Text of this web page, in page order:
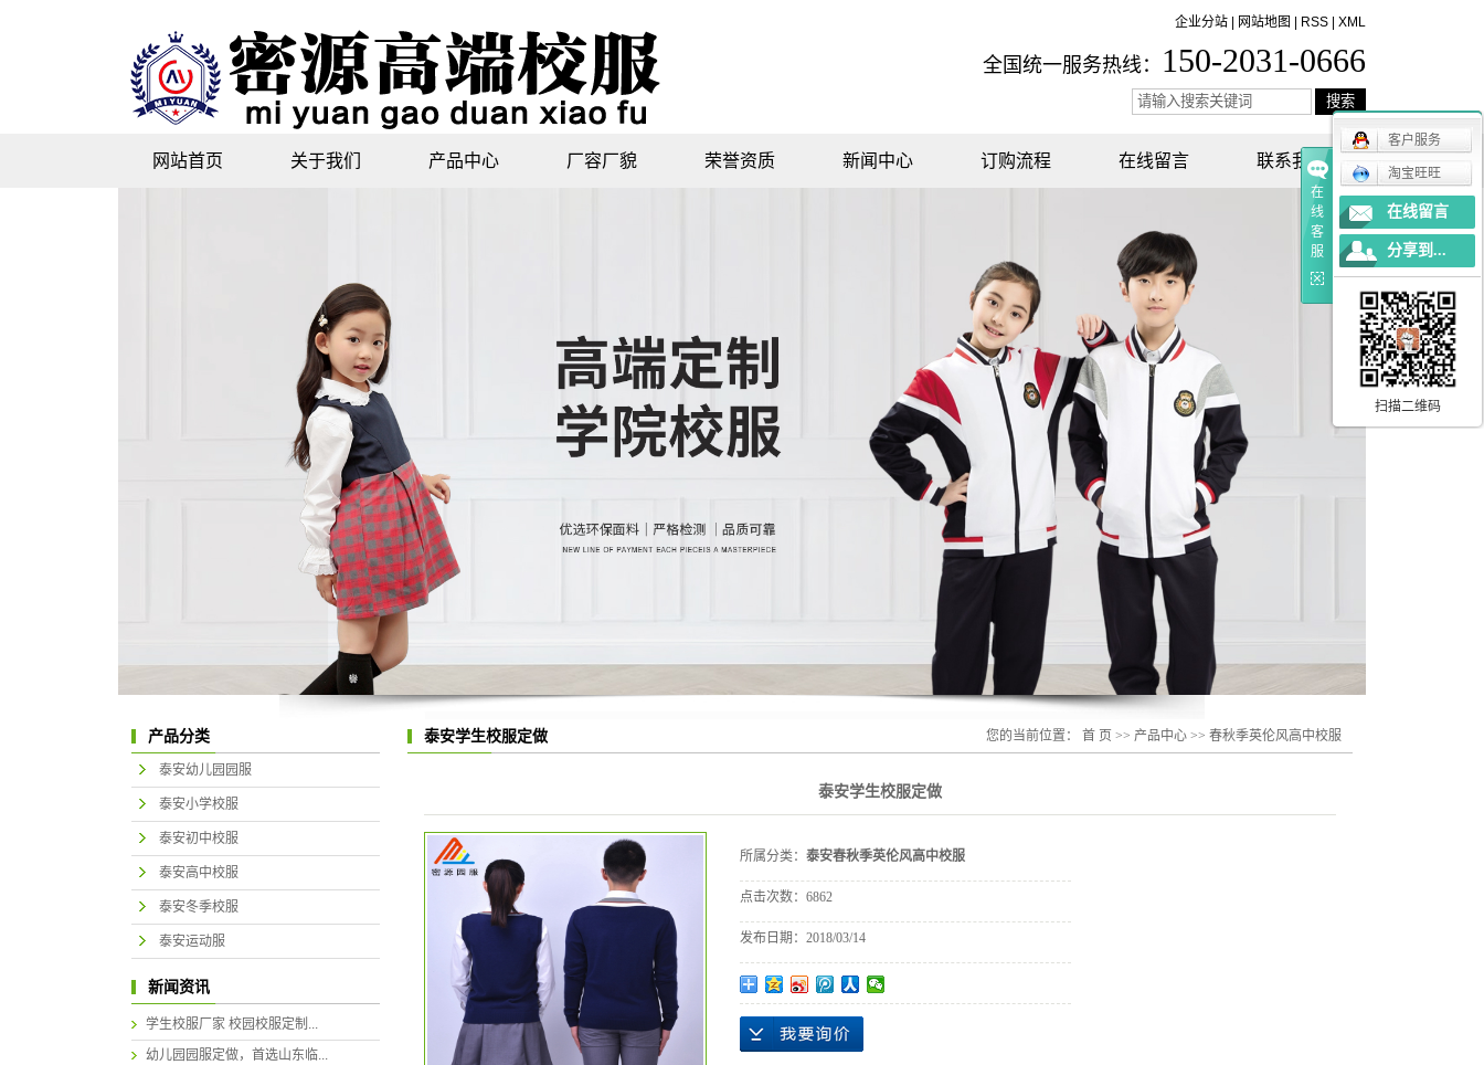
企业分站 网站地图 RSS XML
全国统一服务热线： 150-2031-0666
网站首页 关于我们 产品中心 厂容厂貌 荣誉资质 新闻中心 订购流程 在线留言 联系我们
产品分类
泰安幼儿园园服
泰安小学校服
泰安初中校服
泰安高中校服
泰安冬季校服
泰安运动服
新闻资讯
学生校服厂家 校园校服定制...
幼儿园园服定做，首选山东临...
泰安学生校服定做 您的当前位置： 首 页 >> 产品中心 >> 春秋季英伦风高中校服
泰安学生校服定做
所属分类： 泰安春秋季英伦风高中校服
点击次数： 6862
发布日期： 2018/03/14
在
线
客
服
客户服务
淘宝旺旺
在线留言
分享到...
扫描二维码